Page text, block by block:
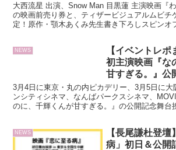
大西流星 出演、Snow Man 目黒蓮 主演映画『
の映画前売り券と、ティザービジュアルムビチ
定！原作・顎木あくみ先生書き下ろしスピンオ
NEWS
【イベントレ
初主演映画『な
甘すぎる。』公
3月4日に東京・丸の内ピカデリー、3月5日に大
ンシティシネマ、なんばパークスシネマ、
のに、千輝くんが甘すぎる。』の公開記念舞台
た。
NEWS
【長尾謙杜登
病」初日＆公開